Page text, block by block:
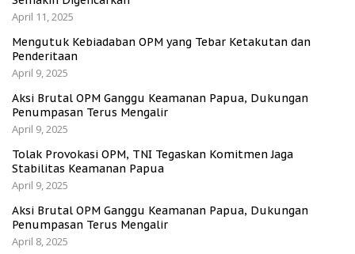
April 11, 2025
Mengutuk Kebiadaban OPM yang Tebar Ketakutan dan
Penderitaan
April 9, 2025
Aksi Brutal OPM Ganggu Keamanan Papua, Dukungan
Penumpasan Terus Mengalir
April 9, 2025
Tolak Provokasi OPM, TNI Tegaskan Komitmen Jaga
Stabilitas Keamanan Papua
April 9, 2025
Aksi Brutal OPM Ganggu Keamanan Papua, Dukungan
Penumpasan Terus Mengalir
April 8, 2025